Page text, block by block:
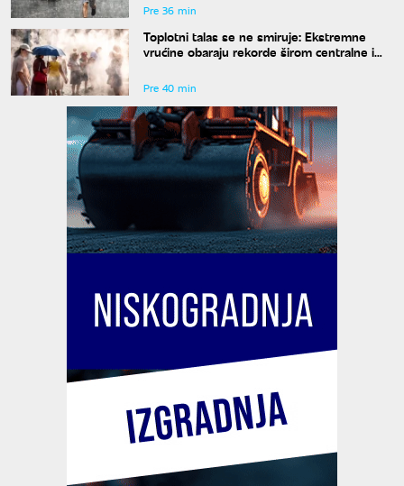
Pre 36 min
Toplotni talas se ne smiruje: Ekstremne
vrućine obaraju rekorde širom centralne i
Pre 40 min